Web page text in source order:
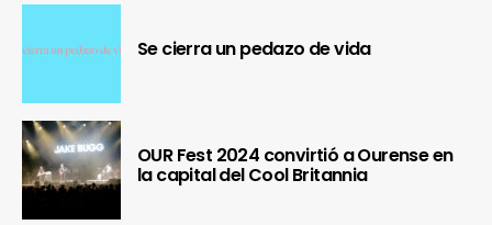
Se cierra un pedazo de vida
OUR Fest 2024 convirtió a Ourense en
la capital del Cool Britannia